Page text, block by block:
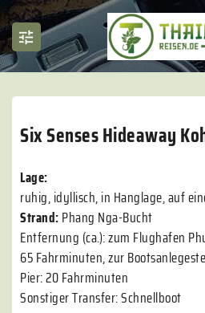
Six Senses Hideaway
Lage:
ruhig, idyllisch, in Hanglage, auf
Strand:Phang Nga-Bucht
Entfernung (ca.): zum Flughafen
65 Fahrminuten, zur
Pier: 20 Fahrminuten
Sonstiger Transfer: Schnellboot